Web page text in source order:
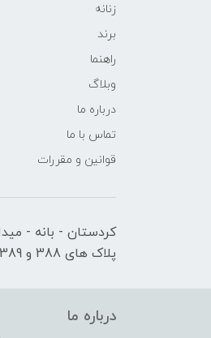
زنانه
برند
راهنما
وبلاگ
درباره ما
تماس با ما
قوانین و مقررات
کردستان - بانه -
پلاک های 388 و 389
درباره ما